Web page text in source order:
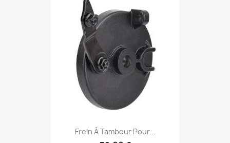
Frein À Tambour Pour...